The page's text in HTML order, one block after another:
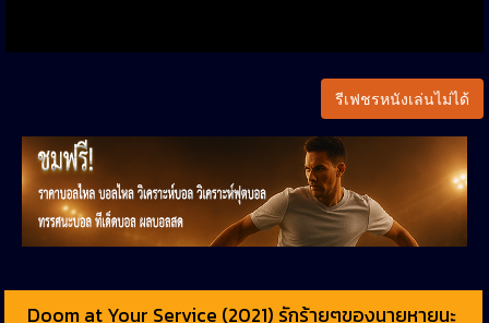
รีเฟชรหนังเล่นไม่ได้
Doom at Your Service (2021) รักร้ายๆของนายหายนะ